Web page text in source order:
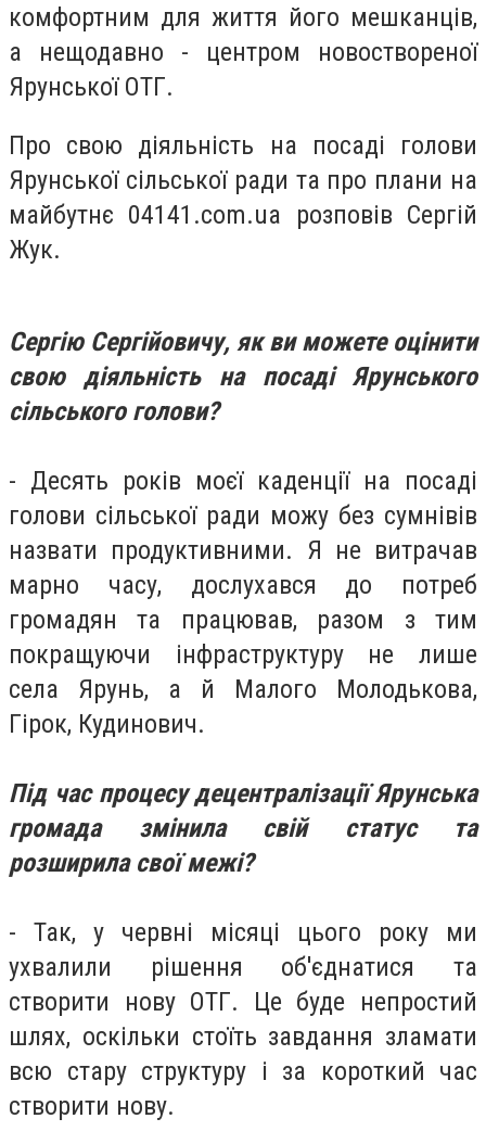
комфортним для життя його мешканців,
а нещодавно - центром новоствореної
Ярунської ОТГ.
Про свою діяльність на посаді голови
Ярунської сільської ради та про плани на
майбутнє 04141.com.ua розповів Сергій
Жук.
Сергію Сергійовичу, як ви можете оцінити
свою діяльність на посаді Ярунського
сільського голови?
- Десять років моєї каденції на посаді
голови сільської ради можу без сумнівів
назвати продуктивними. Я не витрачав
марно часу, дослухався до потреб
громадян та працював, разом з тим
покращуючи інфраструктуру не лише
села Ярунь, а й Малого Молодькова,
Гірок, Кудинович.
Під час процесу децентралізації Ярунська
громада змінила свій статус та
розширила свої межі?
- Так, у червні місяці цього року ми
ухвалили рішення об'єднатися та
створити нову ОТГ. Це буде непростий
шлях, оскільки стоїть завдання зламати
всю стару структуру і за короткий час
створити нову.